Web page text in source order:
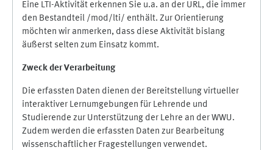
Eine LTI-Aktivität erkennen Sie u.a. an der URL, die immer
den Bestandteil /mod/lti/ enthält. Zur Orientierung
möchten wir anmerken, dass diese Aktivität bislang
äußerst selten zum Einsatz kommt.
Zweck der Verarbeitung
Die erfassten Daten dienen der Bereitstellung virtueller
interaktiver Lernumgebungen für Lehrende und
Studierende zur Unterstützung der Lehre an der WWU.
Zudem werden die erfassten Daten zur Bearbeitung
wissenschaftlicher Fragestellungen verwendet.